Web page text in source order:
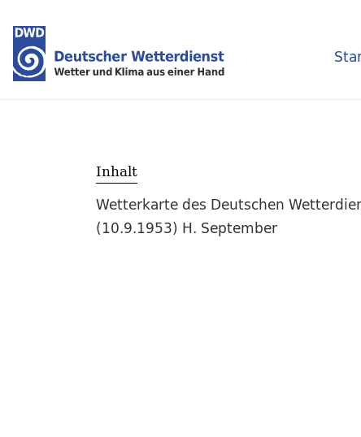
Inhalt
Wetterkarte des Deutschen
(10.9.1953) H. September